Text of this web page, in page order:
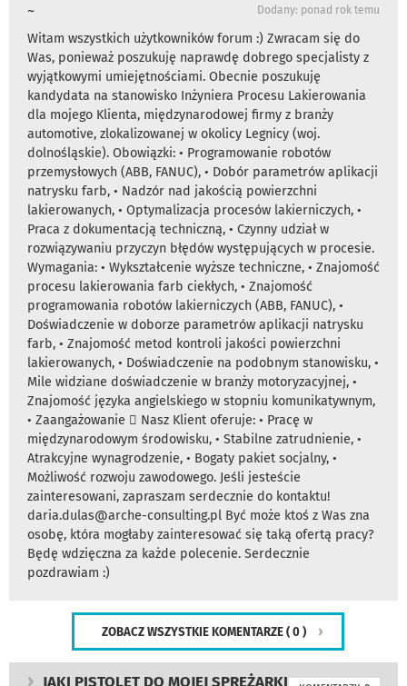
~ Dodany: ponad rok temu
Witam wszystkich użytkowników forum :) Zwracam się do
Was, ponieważ poszukuję naprawdę dobrego specjalisty z
wyjątkowymi umiejętnościami. Obecnie poszukuję
kandydata na stanowisko Inżyniera Procesu Lakierowania
dla mojego Klienta, międzynarodowej firmy z branży
automotive, zlokalizowanej w okolicy Legnicy (woj.
dolnośląskie). Obowiązki: • Programowanie robotów
przemysłowych (ABB, FANUC), • Dobór parametrów aplikacji
natrysku farb, • Nadzór nad jakością powierzchni
lakierowanych, • Optymalizacja procesów lakierniczych, •
Praca z dokumentacją techniczną, • Czynny udział w
rozwiązywaniu przyczyn błędów występujących w procesie.
Wymagania: • Wykształcenie wyższe techniczne, • Znajomość
procesu lakierowania farb ciekłych, • Znajomość
programowania robotów lakierniczych (ABB, FANUC), •
Doświadczenie w doborze parametrów aplikacji natrysku
farb, • Znajomość metod kontroli jakości powierzchni
lakierowanych, • Doświadczenie na podobnym stanowisku, •
Mile widziane doświadczenie w branży motoryzacyjnej, •
Znajomość języka angielskiego w stopniu komunikatywnym,
• Zaangażowanie  Nasz Klient oferuje: • Pracę w
międzynarodowym środowisku, • Stabilne zatrudnienie, •
Atrakcyjne wynagrodzenie, • Bogaty pakiet socjalny, •
Możliwość rozwoju zawodowego. Jeśli jesteście
zainteresowani, zapraszam serdecznie do kontaktu!
daria.dulas@arche-consulting.pl Być może ktoś z Was zna
osobę, która mogłaby zainteresować się taką ofertą pracy?
Będę wdzięczna za każde polecenie. Serdecznie
pozdrawiam :)
ZOBACZ WSZYSTKIE KOMENTARZE ( 0 )
JAKI PISTOLET DO MOJEJ SPRĘŻARKI